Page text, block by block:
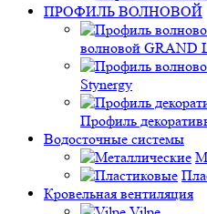
ПРОФИЛЬ ВОЛНОВОЙ
волновой GRAND
Stynergy
Профиль
Водосточные системы
Кровельная вентиляция